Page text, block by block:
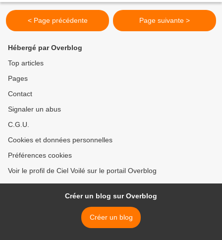
< Page précédente Page suivante >
Hébergé par Overblog
Top articles
Pages
Contact
Signaler un abus
C.G.U.
Cookies et données personnelles
Préférences cookies
Voir le profil de Ciel Voilé sur le portail Overblog
Créer un blog sur Overblog
Créer un blog